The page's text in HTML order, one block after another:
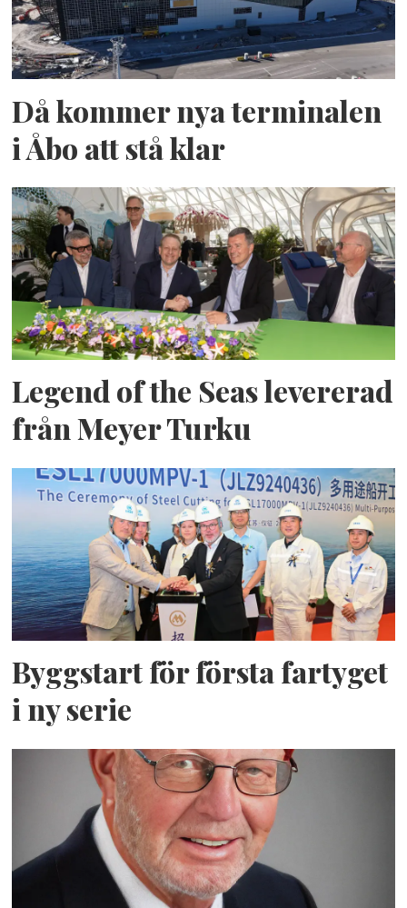
Då kommer nya terminalen
i Åbo att stå klar
Legend of the Seas levererad
från Meyer Turku
Byggstart för första fartyget
i ny serie